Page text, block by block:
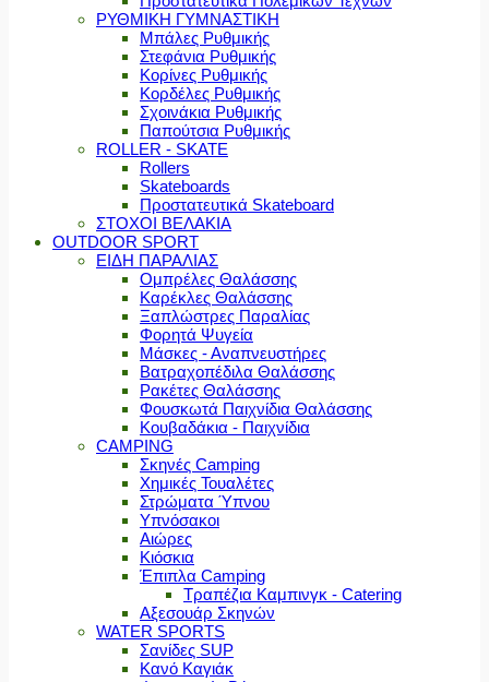
ΡΥΘΜΙΚΗ ΓΥΜΝΑΣΤΙΚΗ
Μπάλες Ρυθμικής
Στεφάνια Ρυθμικής
Κορίνες Ρυθμικής
Κορδέλες Ρυθμικής
Σχοινάκια Ρυθμικής
Παπούτσια Ρυθμικής
ROLLER - SKATE
Rollers
Skateboards
Προστατευτικά Skateboard
ΣΤΟΧΟΙ ΒΕΛΑΚΙΑ
OUTDOOR SPORT
ΕΙΔΗ ΠΑΡΑΛΙΑΣ
Ομπρέλες Θαλάσσης
Καρέκλες Θαλάσσης
Ξαπλώστρες Παραλίας
Φορητά Ψυγεία
Μάσκες - Αναπνευστήρες
Βατραχοπέδιλα Θαλάσσης
Ρακέτες Θαλάσσης
Φουσκωτά Παιχνίδια Θαλάσσης
Κουβαδάκια - Παιχνίδια
CAMPING
Σκηνές Camping
Χημικές Τουαλέτες
Στρώματα Ύπνου
Υπνόσακοι
Αιώρες
Κιόσκια
Έπιπλα Camping
Τραπέζια Καμπινγκ - Catering
Αξεσουάρ Σκηνών
WATER SPORTS
Σανίδες SUP
Κανό Καγιάκ